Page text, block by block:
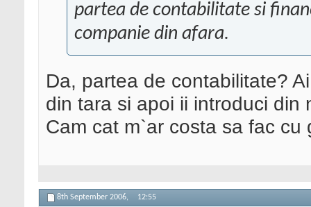
partea de contabilitate si
companie din afara.
Da, partea de contabilitate?
din tara si apoi ii introduci din
Cam cat m`ar costa sa fac cu
8th September 2006, 12:55